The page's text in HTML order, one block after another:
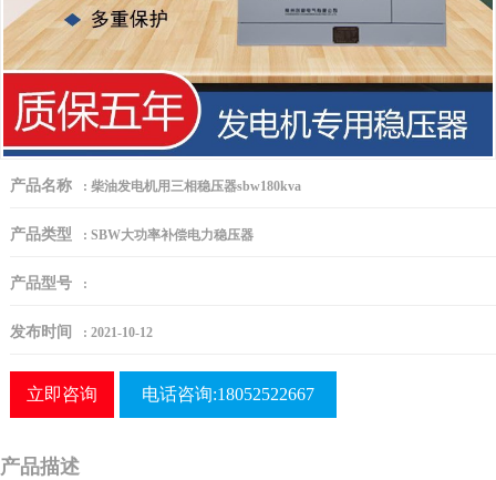
产品名称 : 柴油发电机用三相稳压器sbw180kva
产品类型 : SBW大功率补偿电力稳压器
产品型号 :
发布时间 : 2021-10-12
立即咨询 电话咨询:18052522667
产品描述